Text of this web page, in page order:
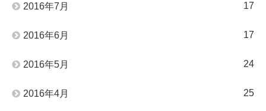
2016年7月 17
2016年6月 17
2016年5月 24
2016年4月 25